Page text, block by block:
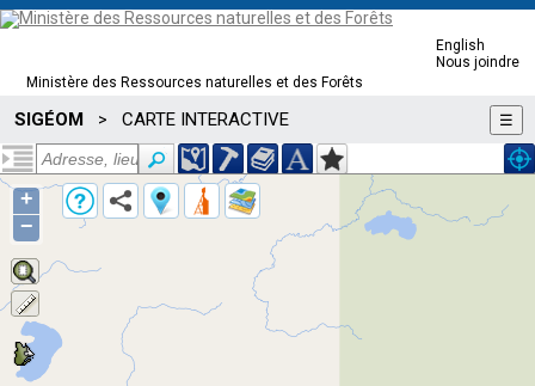
Ministère des Ressources naturelles et des Forêts
English
Nous joindre
SIGÉOM > CARTE INTERACTIVE ☰
+
−